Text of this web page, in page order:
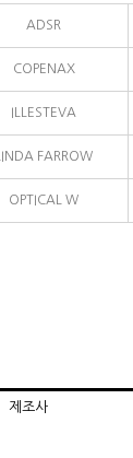
ADSR
COPENAX
ILLESTEVA
LINDA FARROW
OPTICAL W
제조사